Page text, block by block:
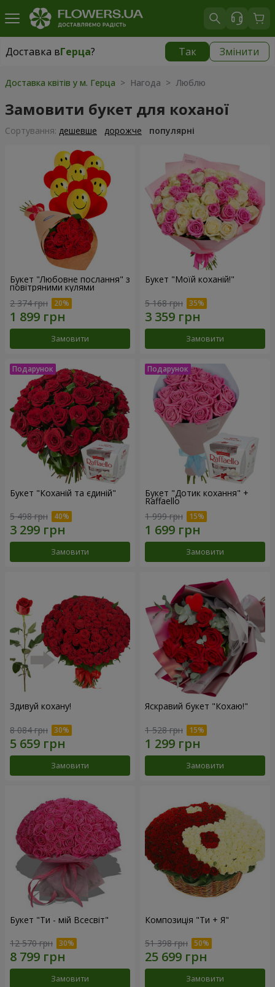
Доставка вГерца? Так Змінити
Доставка вГерца
Доставка квітів у м. Герца > Нагода > Люблю
Замовити букет для коханої
Сортування: дешевше дорожче популярні
Букет "Любовне послання" з
повітряними кулями
2 374 грн
Замовити
Букет "Моїй коханій!"
5 168 грн
Замовити
Букет "Коханій та єдиній"
5 498 грн
Замовити
Букет "Дотик кохання" +
Raffaello
1 999 грн
Замовити
Здивуй кохану!
8 084 грн
Замовити
Яскравий букет "Кохаю!"
1 528 грн
Замовити
Букет "Ти - мій Всесвіт"
12 570 грн
Замовити
Композиція "Ти + Я"
51 398 грн
Замовити